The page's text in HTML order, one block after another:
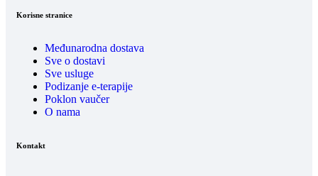
Korisne stranice
Međunarodna dostava
Sve o dostavi
Sve usluge
Podizanje e-terapije
Poklon vaučer
O nama
Kontakt